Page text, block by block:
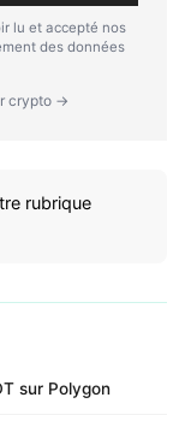
lu et accepté nos
des données
crypto →
rubrique
sur Polygon